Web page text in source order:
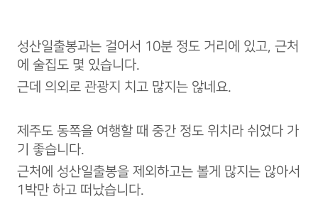
성산일출봉과는 걸어서 10분 정도 거리에 있고, 근처
에 술집도 몇 있습니다.
근데 의외로 관광지 치고 많지는 않네요.
제주도 동쪽을 여행할 때 중간 정도 위치라 쉬었다 가
기 좋습니다.
근처에 성산일출봉을 제외하고는 볼게 많지는 않아서
1박만 하고 떠났습니다.